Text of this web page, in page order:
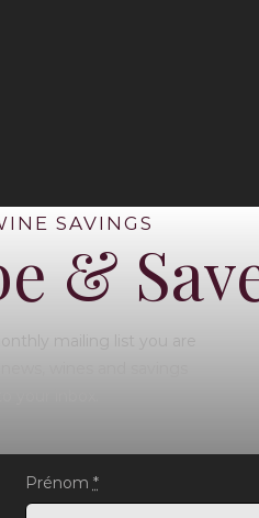
SAVINGS
&
mailing list you are
Prénom *